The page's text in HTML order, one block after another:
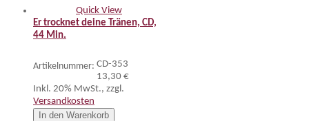
Quick View
Er trocknet deine Tränen, CD,
44 Min.
Artikelnummer: CD-353
13,30 €
Inkl. 20% MwSt., zzgl.
Versandkosten
In den Warenkorb